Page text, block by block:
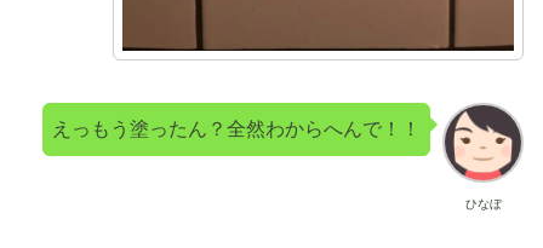
ひなぼ
えっもう塗ったん？全然わからへんで！！